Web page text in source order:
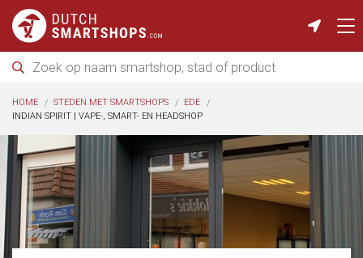
HOME STEDEN MET SMARTSHOPS
EDE
INDIAN SPIRIT | VAPE-, SMART- EN HEADSHOP